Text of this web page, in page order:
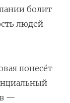
болит
людей
понесёт
—